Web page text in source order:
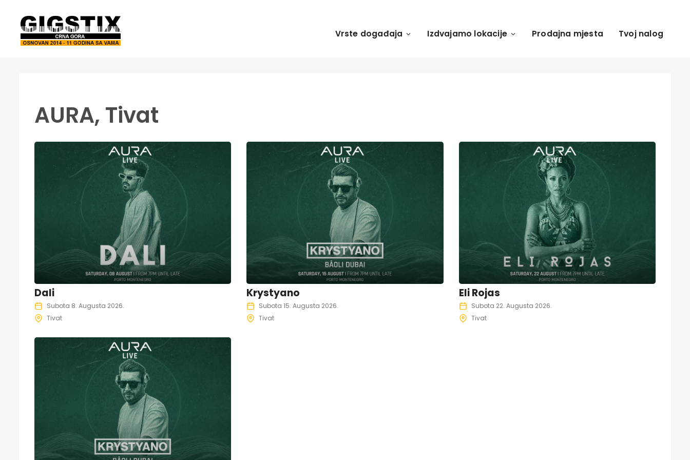
Vrste događaja Izdvajamo lokacije Prodajna mjesta Tvoj nalog
AURA, Tivat
Dali
Subota 8. Augusta 2026.
Tivat
Krystyano
Subota 15. Augusta 2026.
Tivat
Eli Rojas
Subota 22. Augusta 2026.
Tivat